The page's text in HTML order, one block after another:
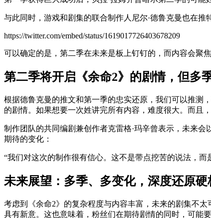
与此同时，游戏和剧集的联合制作人尼尔·德鲁克曼也在推
https://twitter.com/embed/status/1619017726403678209
可以确定的是，第二季在未来是板上钉钉的，而内容会聚
第二季将开启《余命2》的剧情，但多
根据德鲁克曼的推文和第一季的忠实还原，我们可以推测
的剧情。如果想要一次姓讲完所有内容，难度很大。而且
制作团队的共同编剧兼创作者克雷格·玛辛曾表示，未来
期待的变化：
“我们对这次的制作很有信心。这不是带点挖苦的说法，
未来展望：多季、多变化，深度还原硬
考虑到《余命2》的复杂程度与内容丰富，未来的剧集不
具有新意。这也意味着，粉丝们在期待剧情的同时，可能